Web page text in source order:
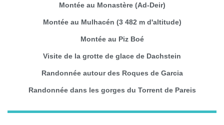
Montée au Monastère (Ad-Deir)
Montée au Mulhacén (3 482 m d'altitude)
Montée au Piz Boé
Visite de la grotte de glace de Dachstein
Randonnée autour des Roques de Garcia
Randonnée dans les gorges du Torrent de Pareis